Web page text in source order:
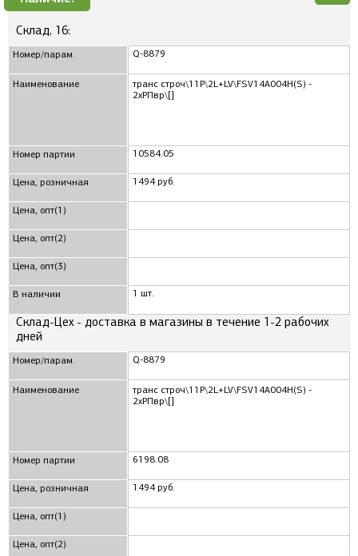
Склад, 16:
Номер/парам.
Наименование
Номер партии
Цена, розничная
Цена, опт(1)
Цена, опт(2)
Цена, опт(3)
В наличии
Q-8879
транс строч\11P\2L+LV\FSV14A004H(S) -
2xРПвр\[]
10584.05
1494 руб.
1 шт.
Склад-Цех - доставка в магазины в течение 1-2 рабочих
дней
Номер/парам.
Наименование
Номер партии
Цена, розничная
Цена, опт(1)
Цена, опт(2)
Q-8879
транс строч\11P\2L+LV\FSV14A004H(S) -
2xРПвр\[]
6198.08
1494 руб.